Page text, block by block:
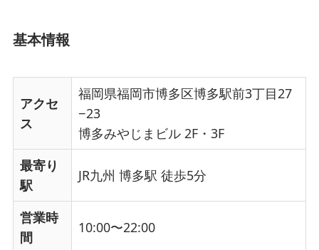
基本情報
アクセ
ス
福岡県福岡市博多区博多駅前3丁目27
−23
博多みやじまビル 2F・3F
最寄り
駅
JR九州 博多駅 徒歩5分
営業時
間
10:00〜22:00